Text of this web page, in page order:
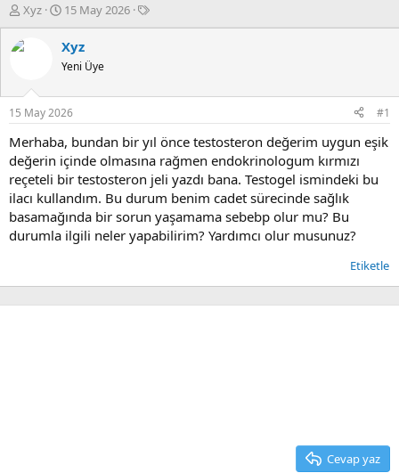
K
o
n
b
y
u
b
a
ş
l
a
t
a
n
Xyz
B
a
ş
l
a
g
ı
t
a
r
i
h
15 May 2026
E
t
e
r
Xyz
Yeni Üye
15 May 2026 #1
Merhaba, bundan bir yıl önce testosteron değerim uygun eşik
değerin içinde olmasına rağmen endokrinologum kırmızı
reçeteli bir testosteron jeli yazdı bana. Testogel ismindeki bu
ilacı kullandım. Bu durum benim cadet sürecinde sağlık
basamağında bir sorun yaşamama sebebp olur mu? Bu
durumla ilgili neler yapabilirim? Yardımcı olur musunuz?
Etiketle
Cevap yaz